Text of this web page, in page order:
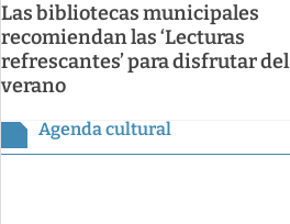
Las bibliotecas municipales
recomiendan las ‘Lecturas
refrescantes’ para disfrutar del
verano
Agenda cultural